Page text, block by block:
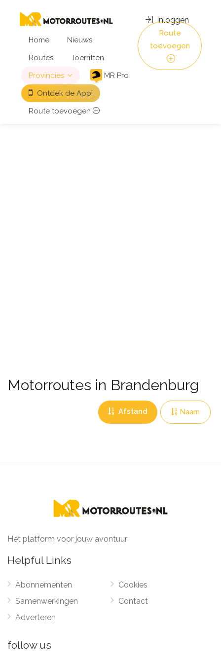
Home
Nieuws
Routes
Toerritten
Provincies
MR Pro
Ontdek de App!
Route toevoegen
Inloggen
Route
toevoegen
Motorroutes in Brandenburg
Afstand Naam
Het platform voor jouw avontuur
Helpful Links
Abonnementen
Samenwerkingen
Adverteren
Cookies
Contact
follow us